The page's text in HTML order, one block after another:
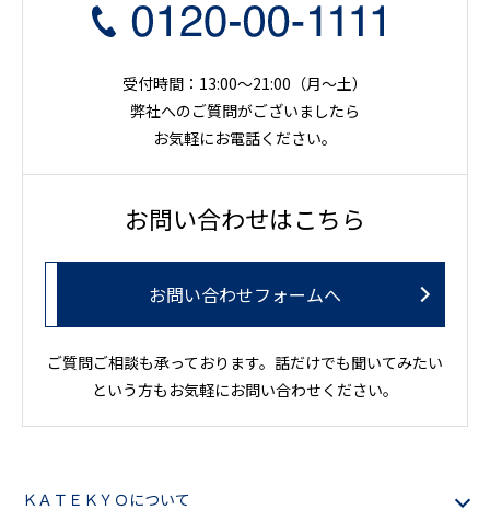
受付時間：13:00～21:00（月〜土）
弊社へのご質問がございましたら
お気軽にお電話ください。
お問い合わせはこちら
お問い合わせフォームへ
ご質問ご相談も承っております。話だけでも聞いてみたい
という方もお気軽にお問い合わせください。
ＫＡＴＥＫＹＯについて